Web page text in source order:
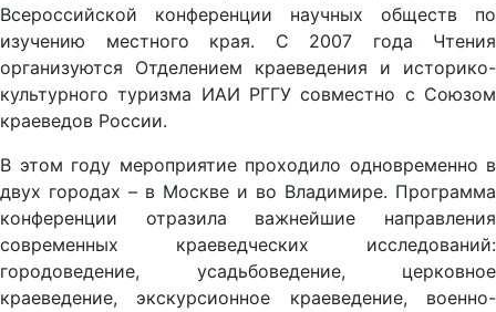
Всероссийской конференции научных обществ по
изучению местного края. С 2007 года Чтения
организуются Отделением краеведения и историко-
культурного туризма ИАИ РГГУ совместно с Союзом
краеведов России.
В этом году мероприятие проходило одновременно в
двух городах – в Москве и во Владимире. Программа
конференции отразила важнейшие направления
современных краеведческих исследований:
городоведение, усадьбоведение, церковное
краеведение, экскурсионное краеведение, военно-